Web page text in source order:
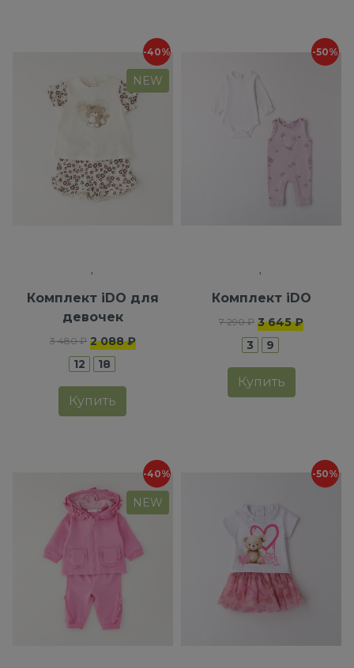
-40%
NEW
Комплект iDO для
девочек
3 480 ₽ 2 088 ₽
12
18
Купить
-50%
Комплект iDO
7 290 ₽ 3 645 ₽
3
9
Купить
-40%
NEW
-50%